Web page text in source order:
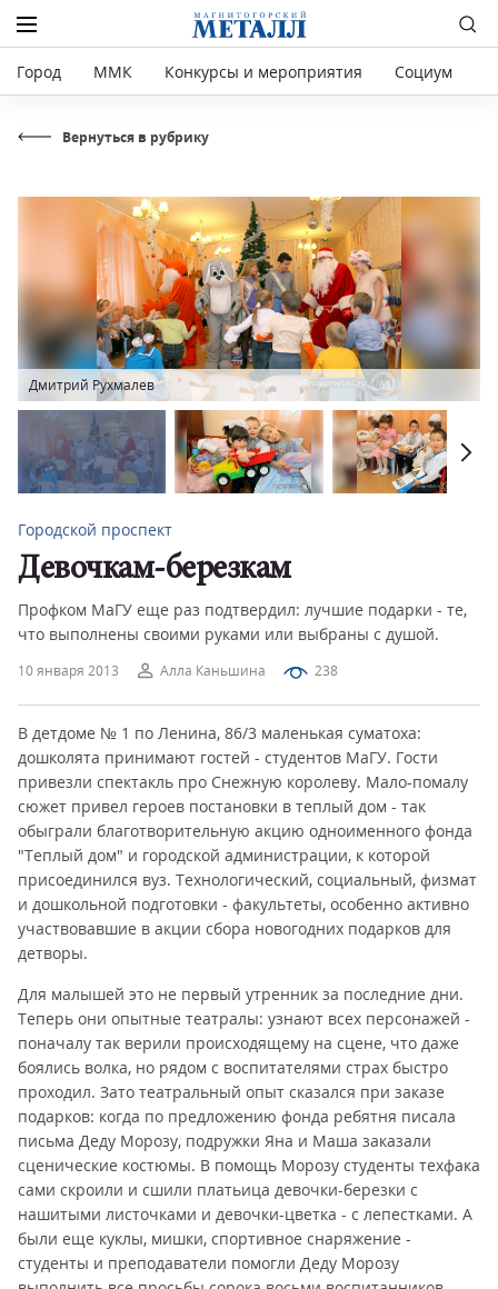
Город ММК Конкурсы и мероприятия Социум
Вернуться в рубрику
10 января 2013 Алла Каньшина 238
Городской проспект
Девочкам-березкам
Профком МаГУ еще раз подтвердил: лучшие подарки - те,
что выполнены своими руками или выбраны с душой.
Дмитрий Рухмалев
В детдоме № 1 по Ленина, 86/3 маленькая суматоха:
дошколята принимают гостей - студентов МаГУ. Гости
привезли спектакль про Снежную королеву. Мало-помалу
сюжет привел героев постановки в теплый дом - так
обыграли благотворительную акцию одноименного фонда
"Теплый дом" и городской администрации, к которой
присоединился вуз. Технологический, социальный, физмат
и дошкольной подготовки - факультеты, особенно активно
участвовавшие в акции сбора новогодних подарков для
детворы.
Для малышей это не первый утренник за последние дни.
Теперь они опытные театралы: узнают всех персонажей -
поначалу так верили происходящему на сцене, что даже
боялись волка, но рядом с воспитателями страх быстро
проходил. Зато театральный опыт сказался при заказе
подарков: когда по предложению фонда ребятня писала
письма Деду Морозу, подружки Яна и Маша заказали
сценические костюмы. В помощь Морозу студенты техфака
сами скроили и сшили платьица девочки-березки с
нашитыми листочками и девочки-цветка - с лепестками. А
были еще куклы, мишки, спортивное снаряжение -
студенты и преподаватели помогли Деду Морозу